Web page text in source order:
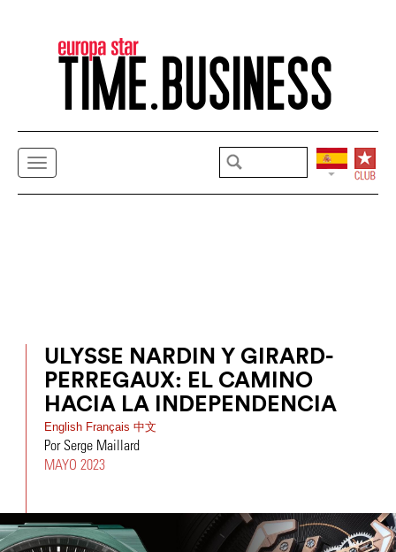
ULYSSE NARDIN Y GIRARD-
PERREGAUX: EL CAMINO
HACIA LA INDEPENDENCIA
English Français 中文
Por Serge Maillard
MAYO 2023